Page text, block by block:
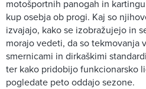
motošportnih panogah in
kup osebja ob progi. Kaj so
izvajajo, kako se izobražujejo in
morajo vedeti, da so tekmovanja
smernicami in dirkaškimi
ter kako pridobijo funkcionarsko
pogledate peto oddajo sezone.